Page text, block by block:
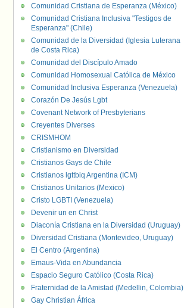
Comunidad Cristiana de Esperanza (México)
Comunidad Cristiana Inclusiva "Testigos de
Esperanza" (Chile)
Comunidad de la Diversidad (Iglesia Luterana
de Costa Rica)
Comunidad del Discípulo Amado
Comunidad Homosexual Católica de México
Comunidad Inclusiva Esperanza (Venezuela)
Corazón De Jesús Lgbt
Covenant Network of Presbyterians
Creyentes Diverses
CRISMHOM
Cristianismo en Diversidad
Cristianos Gays de Chile
Cristianos lgttbiq Argentina (ICM)
Cristianos Unitarios (Mexico)
Cristo LGBTI (Venezuela)
Devenir un en Christ
Diaconía Cristiana en la Diversidad (Uruguay)
Diversidad Cristiana (Montevideo, Uruguay)
El Centro (Argentina)
Emaus-Vida en Abundancia
Espacio Seguro Católico (Costa Rica)
Fraternidad de la Amistad (Medellin, Colombia)
Gay Christian África